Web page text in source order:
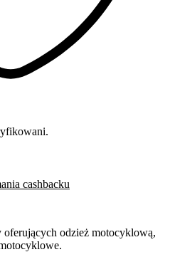
cashbacku
odzież motocyklową,